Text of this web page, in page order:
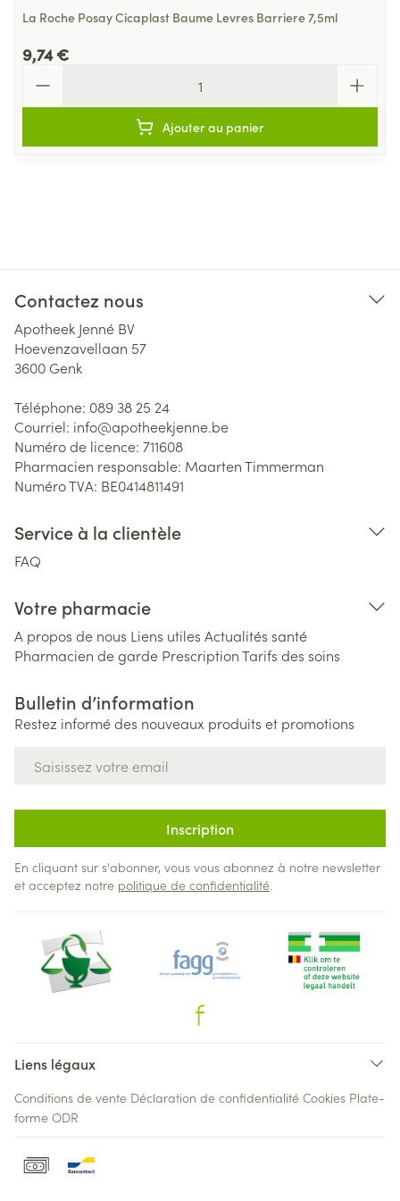
La Roche Posay Cicaplast Baume Levres Barriere 7,5ml
9,74 €
Ajouter au panier
Contactez nous
Apotheek Jenné BV
Hoevenzavellaan 57
3600 Genk
Téléphone: 089 38 25 24
Courriel: info@apotheekjenne.be
Numéro de licence: 711608
Pharmacien responsable: Maarten Timmerman
Numéro TVA: BE0414811491
Service à la clientèle
FAQ
Votre pharmacie
A propos de nous Liens utiles Actualités santé
Pharmacien de garde PrescriptionTarifs des soins
Bulletin d’information
Restez informé des nouveaux produits et promotions
Inscription
En cliquant sur s'abonner, vous vous abonnez à notre newsletter
et acceptez notre politique de confidentialité.
Liens légaux
Conditions de vente Déclaration de confidentialité Cookies Plate-
forme ODR